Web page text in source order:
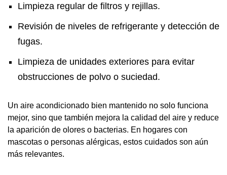
Limpieza regular de filtros y rejillas.
Revisión de niveles de refrigerante y detección de
fugas.
Limpieza de unidades exteriores para evitar
obstrucciones de polvo o suciedad.
Un aire acondicionado bien mantenido no solo funciona
mejor, sino que también mejora la calidad del aire y reduce
la aparición de olores o bacterias. En hogares con
mascotas o personas alérgicas, estos cuidados son aún
más relevantes.